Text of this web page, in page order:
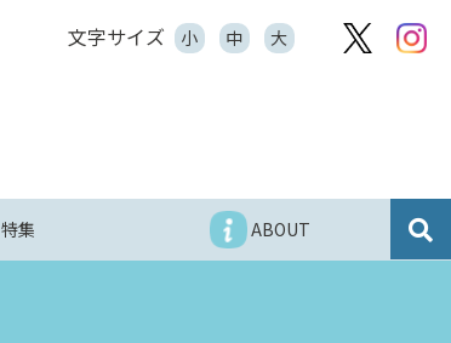
文字サイズ 小 中 大
特集 ABOUT